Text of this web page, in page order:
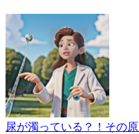
尿が濁っている？！その